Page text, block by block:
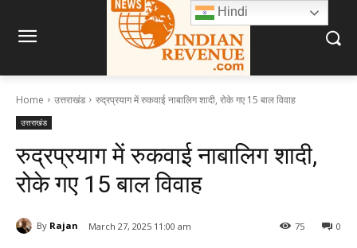
Home उत्तराखंड रुद्रप्रयाग में रुकवाई नाबालिग शादी, रोके गए 15 बाल विवाह
उत्तराखंड
रुद्रप्रयाग में रुकवाई नाबालिग शादी,
रोके गए 15 बाल विवाह
By Rajan March 27, 2025 11:00 am 0
75
Hindi